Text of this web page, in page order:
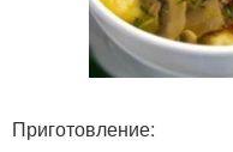
Приготовление: